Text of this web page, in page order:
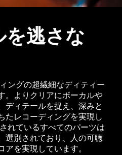
逃さな
ングの超繊細なディティー
。よりクリアにボーカルや
ディテールを捉え、深みと
たレコーディングを実現し
れているすべてのパーツは
選別されており、人の可聴
を実現しています。